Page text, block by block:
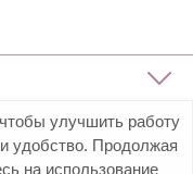
улучшить работу
удобство. Продолжая
на использование